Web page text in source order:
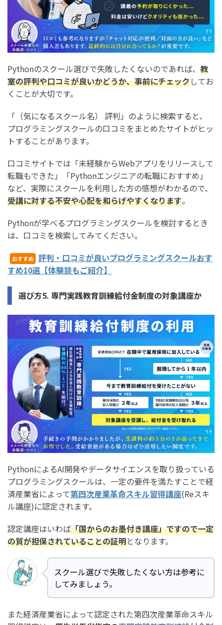
Pythonのスクール選びで失敗したくないのであれば、 教
室の評判や口コミが良いかどうか、事前にチェックしてお
くことが大切です。
「（気になるスクール名） 評判」のように検索すると、
プログラミングスクールの口コミをまとめたサイトがヒッ
トすることがあります。
口コミサイトでは「未経験からWebアプリをリリースして
転職もできた」「Pythonエンジニアの転職におすすめ」
など、実際にスクールを利用した方の感想がわかるので、
受講に対する不安や心配を和らげやすくなります。
Pythonが学べるプログラミングスクールを検討するとき
は、口コミを検索してみてください。
おすすめ 評判・口コミが良いプログラミングスクールおす
すめ10選【体験談もご紹介】
選び方5. 専門実践教育訓練給付金制度の対象講座か
PythonによるAI開発やデータサイエンスを取り扱っている
プログラミングスクールは、一定の要件を満たすことで経
済産業省によって第四次産業革命スキル習得講座(Reスキ
ル講座)に認定されます。
認定講座はいわば「国からのお墨付き講座」ですので一定
の質が担保されていることの証明となります。
スクール選びで失敗したくない方は参考に
してみましょう。
また経済産業省によって認定された第四次産業革命スキル